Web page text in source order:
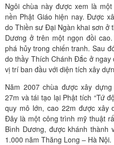
Ngôi chùa này được xem là
nền Phật Giáo hiện nay. Được
do Thiền sư Đại Ngàn khai sơn ở
Dương ở trên một ngọn đồi
phá hủy trong chiến tranh. Sau
do thầy Thích Chánh Đắc ở
vị trí ban đầu với diện tích xây
Năm 2007 chùa được xây
27m và tái tạo lại Phật tích “Tứ
quy mô lớn, cao 22m được xây
Đây là một công trình mỹ thuật
Bình Dương, được khánh thành
1.000 năm Thăng Long – Hà Nội.